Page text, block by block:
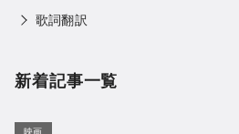
歌詞翻訳
新着記事一覧
映画